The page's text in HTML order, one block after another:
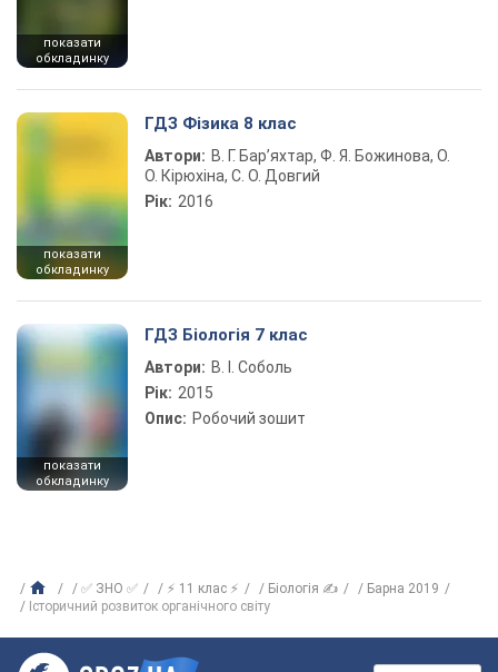
показати
обкладинку
показати
обкладинку
ГДЗ Фізика 8 клас
Автори: В. Г. Бар’яхтар, Ф. Я. Божинова, О.
О. Кірюхіна, С. О. Довгий
Рік: 2016
показати
обкладинку
ГДЗ Біологія 7 клас
Автори: В. І. Соболь
Рік: 2015
Опис: Робочий зошит
✅ ЗНО ✅ ⚡ 11 клас ⚡ Біологія ✍
Барна 2019
Історичний розвиток органічного світу